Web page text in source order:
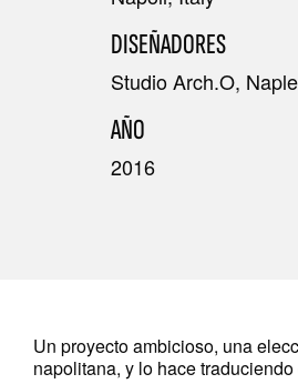
DISEÑADORES
Studio Arch.O,
AÑO
2016
Un proyecto ambicioso, una
napolitana, y lo hace